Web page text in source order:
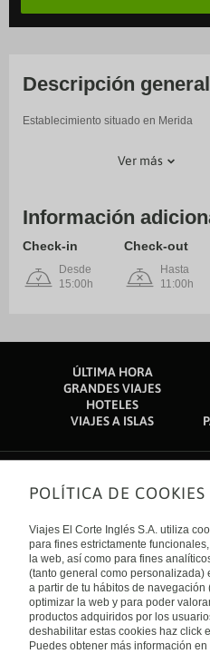
Descripción general
Establecimiento situado en Merida
Ver más
Información
Check-in
Desde
15:00h
Check-out
Hasta
11:00h
ÚLTIMA HORA
GRANDES VIAJES
HOTELES
VIAJES A ISLAS
Sobre nosotros
Quiénes somos
Financiación
Sostenibilidad
Turismo accesible
Tarjeta El Corte Inglés
Trabaja con nosotros
El Corte Inglés
Canal Ético
Enlaces de interés
Guías de viaje
Catálogos
Auto check-in
Condiciones Generales
Política de privacidad
Política de cookies
Internacional
España
POLÍTICA DE COOKIES
Viajes El Corte Inglés S.A. utiliza
para fines estrictamente
la web, así como para fines
(tanto general como personalizada)
a partir de tu hábitos de
optimizar la web y para poder
productos adquiridos por los
deshabilitar estas cookies haz click
Puedes obtener más información